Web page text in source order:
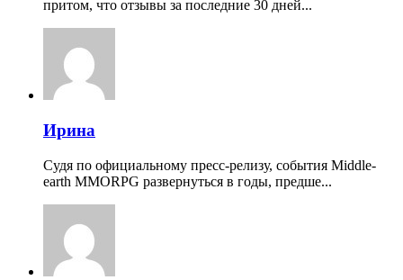
притом, что отзывы за последние 30 дней...
Ирина
Судя по официальному пресс-релизу, события Middle-
earth MMORPG развернуться в годы, предше...